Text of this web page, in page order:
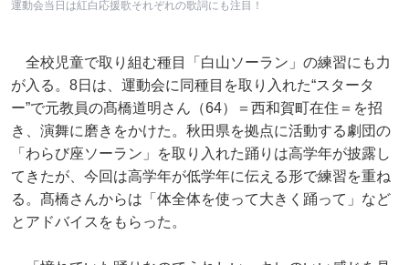
運動会当日は紅白応援歌それぞれの歌詞にも注目！
全校児童で取り組む種目「白山ソーラン」の練習にも力
が入る。8日は、運動会に同種目を取り入れた“スタータ
ー”で元教員の髙橋道明さん（64）＝西和賀町在住＝を招
き、演舞に磨きをかけた。秋田県を拠点に活動する劇団の
「わらび座ソーラン」を取り入れた踊りは高学年が披露し
てきたが、今回は高学年が低学年に伝える形で練習を重ね
る。髙橋さんからは「体全体を使って大きく踊って」など
とアドバイスをもらった。